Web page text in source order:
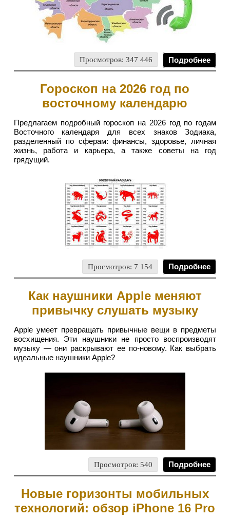
Просмотров: 347 446 Подробнее
Гороскоп на 2026 год по
восточному календарю
Предлагаем подробный гороскоп на 2026 год по годам
Восточного календаря для всех знаков Зодиака,
разделенный по сферам: финансы, здоровье, личная
жизнь, работа и карьера, а также советы на год
грядущий.
Просмотров: 7 154 Подробнее
Как наушники Apple меняют
привычку слушать музыку
Apple умеет превращать привычные вещи в предметы
восхищения. Эти наушники не просто воспроизводят
музыку — они раскрывают ее по-новому. Как выбрать
идеальные наушники Apple?
Просмотров: 540 Подробнее
Новые горизонты мобильных
технологий: обзор iPhone 16 Pro